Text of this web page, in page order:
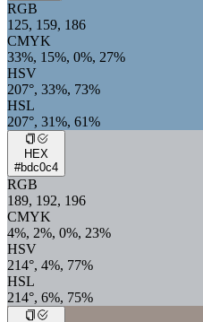
RGB
125, 159, 186
CMYK
33%, 15%, 0%, 27%
HSV
207°, 33%, 73%
HSL
207°, 31%, 61%
HEX
#bdc0c4
RGB
189, 192, 196
CMYK
4%, 2%, 0%, 23%
HSV
214°, 4%, 77%
HSL
214°, 6%, 75%